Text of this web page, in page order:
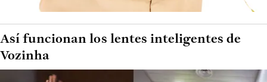
Así funcionan los lentes inteligentes de
Vozinha